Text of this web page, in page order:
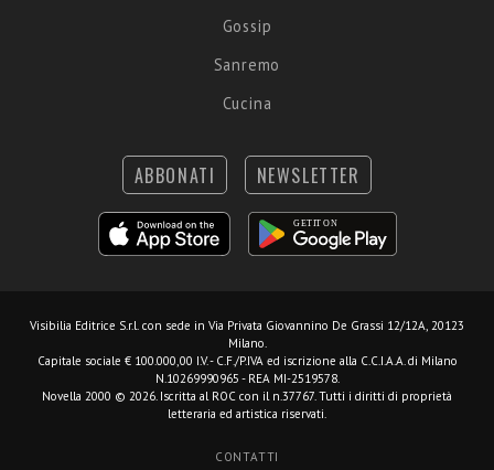
Gossip
Sanremo
Cucina
ABBONATI NEWSLETTER
Visibilia Editrice S.r.l. con sede in Via Privata Giovannino De Grassi 12/12A, 20123
Milano.
Capitale sociale € 100.000,00 I.V. - C.F./P.IVA ed iscrizione alla C.C.I.A.A. di Milano
N.10269990965 - REA MI-2519578.
Novella 2000 © 2026. Iscritta al ROC con il n.37767. Tutti i diritti di proprietà
letteraria ed artistica riservati.
CONTATTI